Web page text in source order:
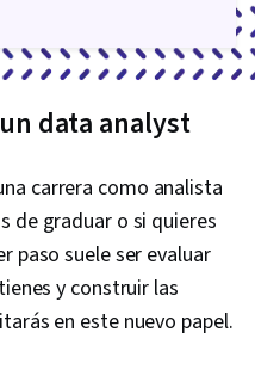
data analyst
carrera como analista
de graduar o si quieres
paso suele ser evaluar
y construir las
en este nuevo papel.